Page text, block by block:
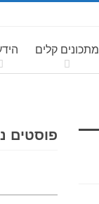
מתכונים קלים
פוסטים